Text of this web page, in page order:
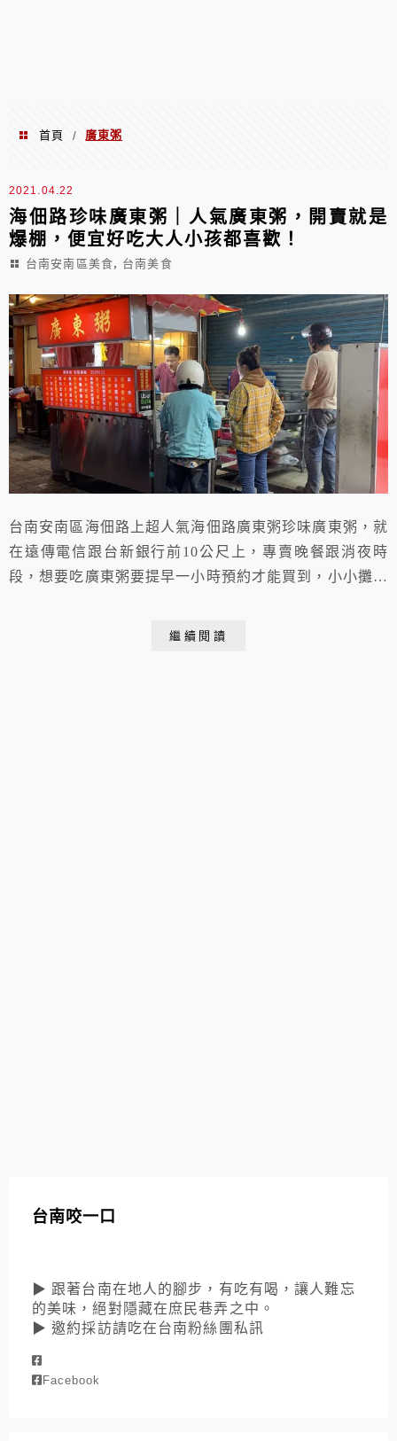
首頁 / 廣東粥
廣東粥
2021.04.22
海佃路珍味廣東粥｜人氣廣東粥，開賣就是
爆棚，便宜好吃大人小孩都喜歡！
台南安南區美食, 台南美食
台南安南區海佃路上超人氣海佃路廣東粥珍味廣東粥，就
在遠傳電信跟台新銀行前10公尺上，專賣晚餐跟消夜時
段，想要吃廣東粥要提早一小時預約才能買到，小小攤位
繼續閱讀
台南咬一口
▶ 跟著台南在地人的腳步，有吃有喝，讓人難忘
的美味，絕對隱藏在庶民巷弄之中。
▶ 邀約採訪請吃在台南粉絲團私訊
Facebook